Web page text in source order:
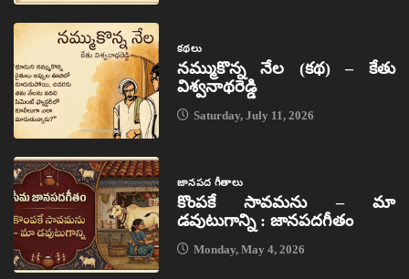
కథలు
నమ్ముకొన్న నేల (కథ) – కేతు
విశ్వనాథరెడ్డి
Saturday, July 11, 2026
జానపద గీతాలు
కొంపకే సావమను – మా
డవుటుగాన్ని : జానపదగీతం
Monday, May 4, 2026